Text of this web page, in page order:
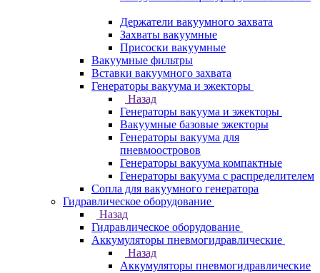
Держатели вакуумного захвата
Захваты вакуумные
Присоски вакуумные
Вакуумные фильтры
Вставки вакуумного захвата
Генераторы вакуума и эжекторы
Назад
Генераторы вакуума и эжекторы
Вакуумные базовые эжекторы
Генераторы вакуума для
пневмоостровов
Генераторы вакуума компактные
Генераторы вакуума с распределителем
Сопла для вакуумного генератора
Гидравлическое оборудование
Назад
Гидравлическое оборудование
Аккумуляторы пневмогидравлические
Назад
Аккумуляторы пневмогидравлические